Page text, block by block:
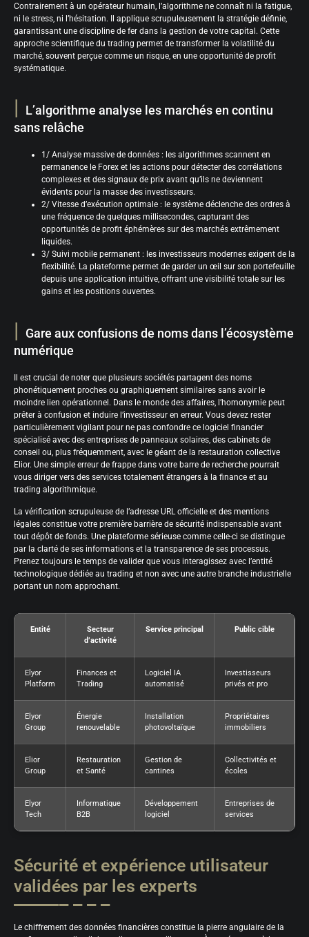
Contrairement à un opérateur humain, l’algorithme ne connaît ni la fatigue,
ni le stress, ni l’hésitation. Il applique scrupuleusement la stratégie définie,
garantissant une discipline de fer dans la gestion de votre capital. Cette
approche scientifique du trading permet de transformer la volatilité du
marché, souvent perçue comme un risque, en une opportunité de profit
systématique.
L’algorithme analyse les marchés en continu
sans relâche
1/ Analyse massive de données : les algorithmes scannent en
permanence le Forex et les actions pour détecter des corrélations
complexes et des signaux de prix avant qu’ils ne deviennent
évidents pour la masse des investisseurs.
2/ Vitesse d’exécution optimale : le système déclenche des ordres à
une fréquence de quelques millisecondes, capturant des
opportunités de profit éphémères sur des marchés extrêmement
liquides.
3/ Suivi mobile permanent : les investisseurs modernes exigent de la
flexibilité. La plateforme permet de garder un œil sur son portefeuille
depuis une application intuitive, offrant une visibilité totale sur les
gains et les positions ouvertes.
Gare aux confusions de noms dans l’écosystème
numérique
Il est crucial de noter que plusieurs sociétés partagent des noms
phonétiquement proches ou graphiquement similaires sans avoir le
moindre lien opérationnel. Dans le monde des affaires, l’homonymie peut
prêter à confusion et induire l’investisseur en erreur. Vous devez rester
particulièrement vigilant pour ne pas confondre ce logiciel financier
spécialisé avec des entreprises de panneaux solaires, des cabinets de
conseil ou, plus fréquemment, avec le géant de la restauration collective
Elior. Une simple erreur de frappe dans votre barre de recherche pourrait
vous diriger vers des services totalement étrangers à la finance et au
trading algorithmique.
La vérification scrupuleuse de l’adresse URL officielle et des mentions
légales constitue votre première barrière de sécurité indispensable avant
tout dépôt de fonds. Une plateforme sérieuse comme celle-ci se distingue
par la clarté de ses informations et la transparence de ses processus.
Prenez toujours le temps de valider que vous interagissez avec l’entité
technologique dédiée au trading et non avec une autre branche industrielle
portant un nom approchant.
Entité
Secteur
d’activité
Service principal Public cible
Elyor
Platform
Finances et
Trading
Logiciel IA
automatisé
Investisseurs
privés et pro
Elyor
Group
Énergie
renouvelable
Installation
photovoltaïque
Propriétaires
immobiliers
Elior
Group
Restauration
et Santé
Gestion de
cantines
Collectivités et
écoles
Elyor
Tech
Informatique
B2B
Développement
logiciel
Entreprises de
services
Sécurité et expérience utilisateur
validées par les experts
Le chiffrement des données financières constitue la pierre angulaire de la